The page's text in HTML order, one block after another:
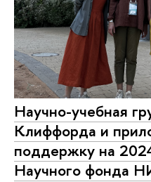
Научно-учебная
Клиффорда и
поддержку на
Научного фонда